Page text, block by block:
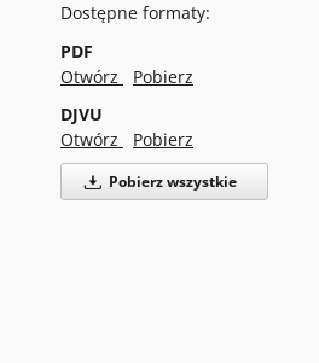
Dostępne formaty:
PDF
Otwórz
Pobierz
DJVU
Otwórz
Pobierz
Pobierz wszystkie